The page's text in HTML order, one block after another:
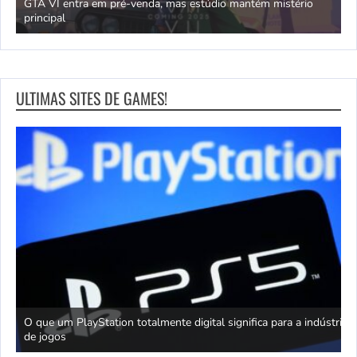
GTA VI entra em pré-venda, mas estúdio mantém mistério
principal
ULTIMAS SITES DE GAMES!
O que um PlayStation totalmente digital significa para a indústria
de jogos